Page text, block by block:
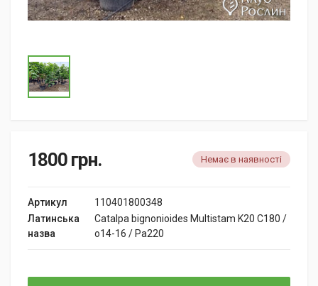
1800 грн. Немає в наявності
Артикул
110401800348
Латинська
назва
Catalpa bignonioides Multistam K20 C180 /
o14-16 / Pa220